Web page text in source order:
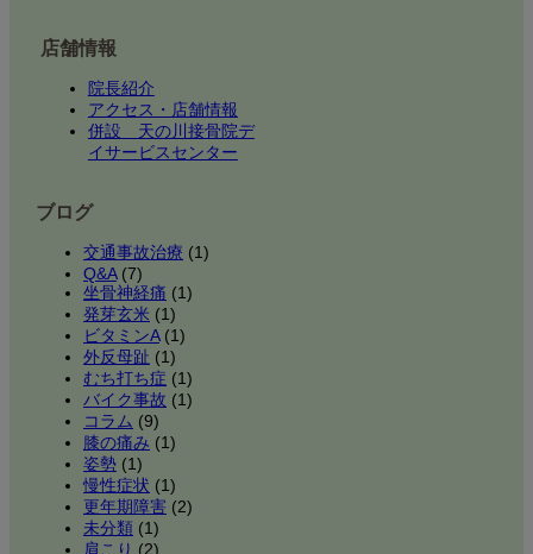
店舗情報
院長紹介
アクセス・店舗情報
併設 天の川接骨院デ
イサービスセンター
ブログ
交通事故治療 (1)
Q&A(7)
坐骨神経痛 (1)
発芽玄米 (1)
ビタミンA(1)
外反母趾 (1)
むち打ち症 (1)
バイク事故 (1)
コラム (9)
膝の痛み (1)
姿勢 (1)
慢性症状 (1)
更年期障害 (2)
未分類 (1)
肩こり (2)